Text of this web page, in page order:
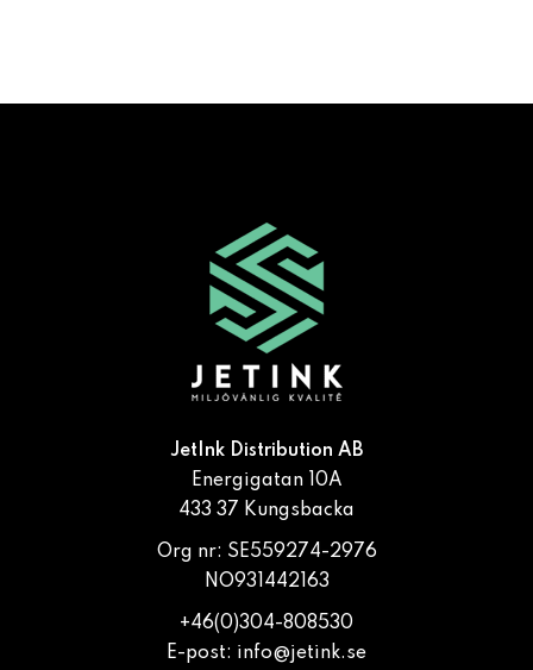
JetInk Distribution AB
Energigatan 10A
433 37 Kungsbacka
Org nr: SE559274-2976
NO931442163
+46(0)304-808530
E-post: info@jetink.se